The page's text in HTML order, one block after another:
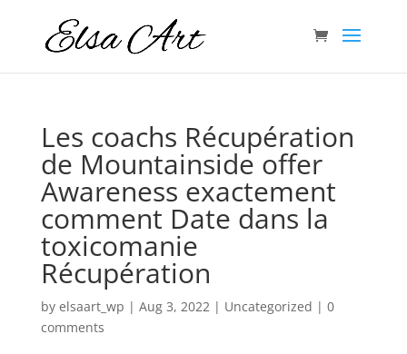
Les coachs Récupération
de Mountainside offer
Awareness exactement
comment Date dans la
toxicomanie
Récupération
by elsaart_wp | Aug 3, 2022| Uncategorized | 0
comments